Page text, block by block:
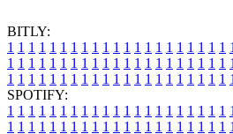
BITLY:
1 1 1 1 1 1 1 1 1 1 1 1 1 1 1 1 1 1 1 1 1 1
1 1 1 1 1 1 1 1 1 1 1 1 1 1 1 1 1 1 1 1 1 1
1 1 1 1 1 1 1 1 1 1 1 1 1 1 1 1 1 1 1 1 1 1
SPOTIFY:
1 1 1 1 1 1 1 1 1 1 1 1 1 1 1 1 1 1 1 1 1 1
1 1 1 1 1 1 1 1 1 1 1 1 1 1 1 1 1 1 1 1 1 1